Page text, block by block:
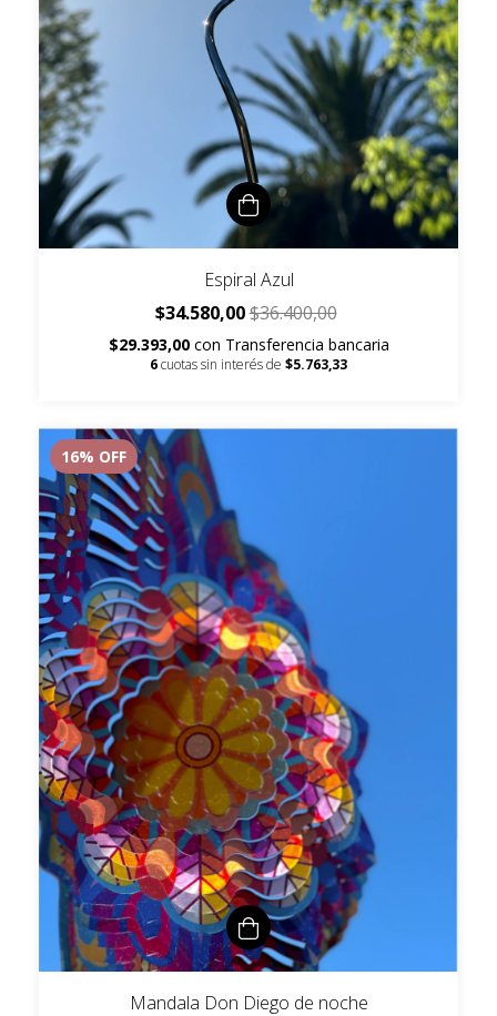
Espiral Azul
$34.580,00$36.400,00
$29.393,00 con Transferencia bancaria
6cuotas sin interés de $5.763,33
16% OFF
Mandala Don Diego de noche